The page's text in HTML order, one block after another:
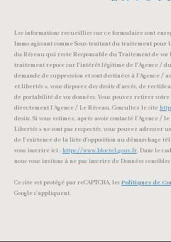
Les informations recueillies sur ce formulaire sont
Immo agissant comme Sous-traitant du traitement
du Réseau qui reste Responsable du Traitement de vos
traitement repose sur l'intérêt légitime de l'Agence / du
demande de suppression et sont destinées à l'Agence /
et libertés », vous disposez des droits d’accès, de
de portabilité de vos données. Vous pouvez retirer
directement l’Agence / Le Réseau. Consultez le site
droits. Si vous estimez, après avoir contacté l'Agence /
Libertés » ne sont pas respectés, vous pouvez adresser
de l’existence de la liste d'opposition au démarchage
vous inscrire ici :https://www.bloctel.gouv.fr. Dans le
nous vous invitons à ne pas inscrire de Données
Ce site est protégé par reCAPTCHA, lesPolitiques de
Google s'appliquent.